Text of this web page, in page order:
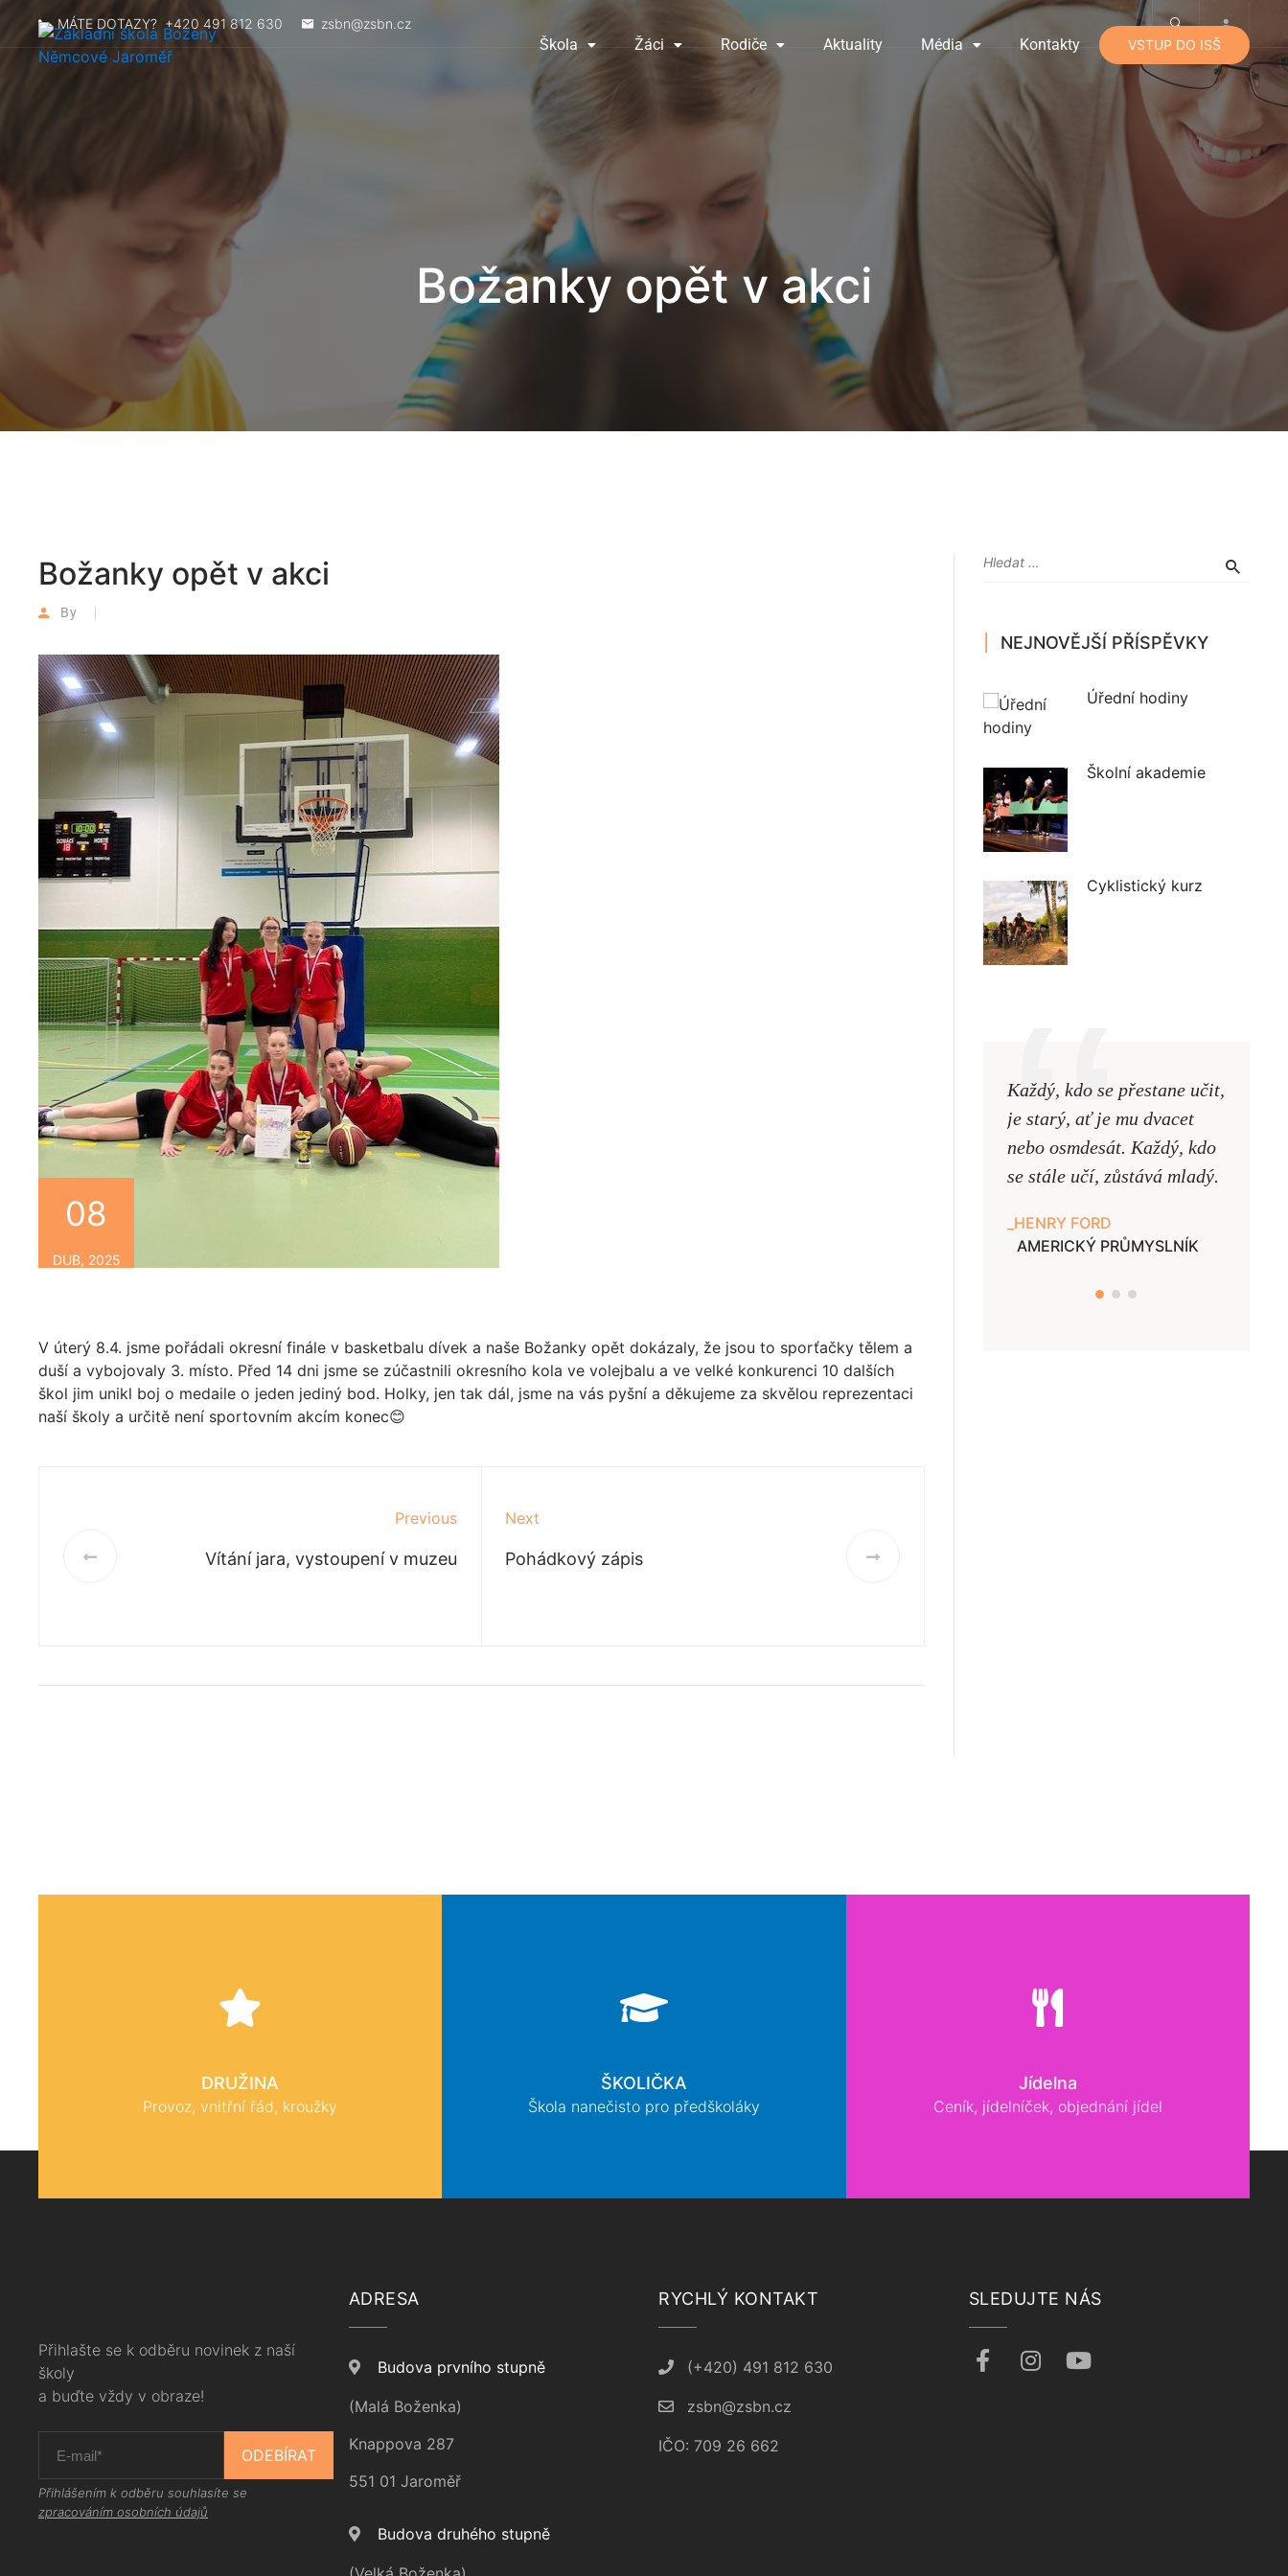
MÁTE DOTAZY? +420 491 812 630 zsbn@zsbn.cz
Škola Žáci Rodiče Aktuality Média Kontakty VSTUP DO ISŠ
Božanky opět v akci
Božanky opět v akci
By
08
DUB, 2025
V úterý 8.4. jsme pořádali okresní finále v basketbalu dívek a naše Božanky opět dokázaly, že jsou to sporťačky tělem a
duší a vybojovaly 3. místo. Před 14 dni jsme se zúčastnili okresního kola ve volejbalu a ve velké konkurenci 10 dalších
škol jim unikl boj o medaile o jeden jediný bod. Holky, jen tak dál, jsme na vás pyšní a děkujeme za skvělou reprezentaci
naší školy a určitě není sportovním akcím konec😊
Previous
Vítání jara, vystoupení v muzeu
Next
Pohádkový zápis
NEJNOVĚJŠÍ PŘÍSPĚVKY
Úřední hodiny
Školní akademie
Cyklistický kurz
Každý, kdo se přestane učit,
je starý, ať je mu dvacet
nebo osmdesát. Každý, kdo
se stále učí, zůstává mladý.
HENRY FORD
AMERICKÝ PRŮMYSLNÍK
DRUŽINA
Provoz, vnitřní řád, kroužky
ŠKOLIČKA
Škola nanečisto pro předškoláky
Jídelna
Ceník, jídelníček, objednání jídel
Přihlašte se k odběru novinek z naší
školy
a buďte vždy v obraze!
ODEBÍRAT
Přihlášením k odběru souhlasíte se
zpracováním osobních údajů
ADRESA
Budova prvního stupně
(Malá Boženka)
Knappova 287
551 01 Jaroměř
Budova druhého stupně
RYCHLÝ KONTAKT
(+420) 491 812 630
zsbn@zsbn.cz
IČO: 709 26 662
SLEDUJTE NÁS